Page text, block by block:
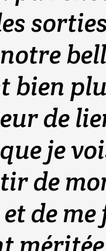
bien
de
je
de
de